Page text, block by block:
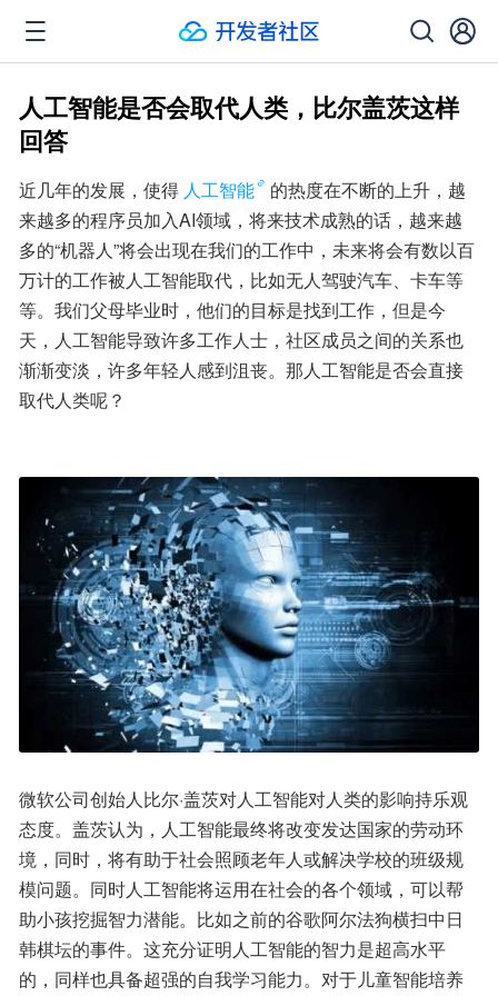
人工智能是否会取代人类，比尔盖茨这样
回答
近几年的发展，使得 人工智能
的热度在不断的上升，越
来越多的程序员加入AI领域，将来技术成熟的话，越来越
多的“机器人”将会出现在我们的工作中，未来将会有数以百
万计的工作被人工智能取代，比如无人驾驶汽车、卡车等
等。我们父母毕业时，他们的目标是找到工作，但是今
天，人工智能导致许多工作人士，社区成员之间的关系也
渐渐变淡，许多年轻人感到沮丧。那人工智能是否会直接
取代人类呢？
微软公司创始人比尔·盖茨对人工智能对人类的影响持乐观
态度。盖茨认为，人工智能最终将改变发达国家的劳动环
境，同时，将有助于社会照顾老年人或解决学校的班级规
模问题。同时人工智能将运用在社会的各个领域，可以帮
助小孩挖掘智力潜能。比如之前的谷歌阿尔法狗横扫中日
韩棋坛的事件。这充分证明人工智能的智力是超高水平
的，同样也具备超强的自我学习能力。对于儿童智能培养